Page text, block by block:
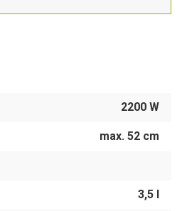
2200 W
max. 52 cm
3,5 l